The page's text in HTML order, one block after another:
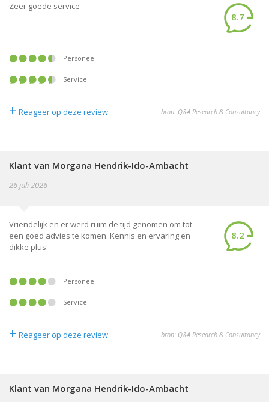
Zeer goede service
8.7
Personeel
Service
+ Reageer op deze review bron: Q&A Research & Consultancy
Klant van Morgana Hendrik-Ido-Ambacht
26 juli 2026
Vriendelijk en er werd ruim de tijd genomen om tot
een goed advies te komen. Kennis en ervaring en
dikke plus.
8.2
Personeel
Service
+ Reageer op deze review bron: Q&A Research & Consultancy
Klant van Morgana Hendrik-Ido-Ambacht